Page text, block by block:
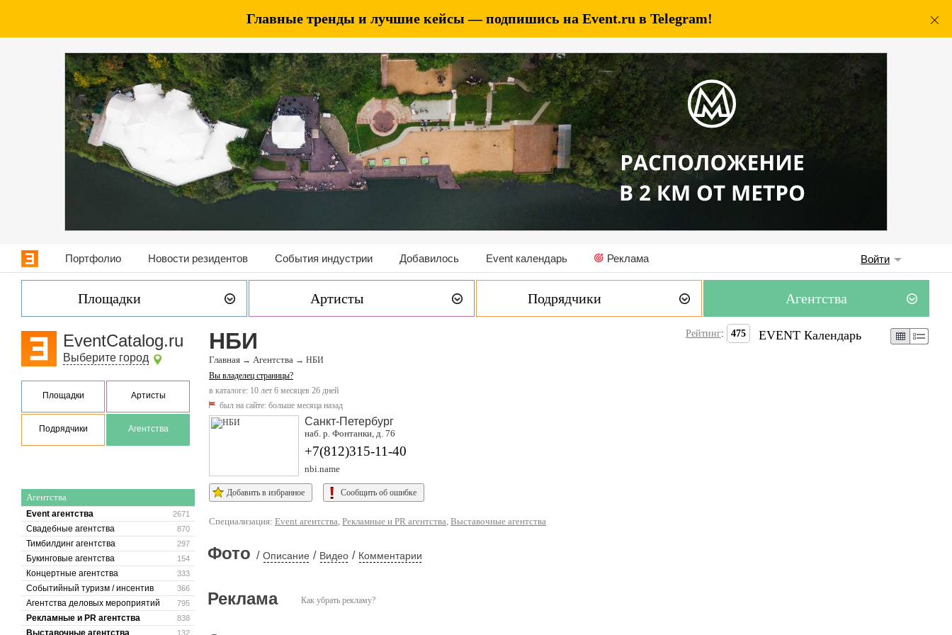
Главные тренды и лучшие кейсы — подпишись на Event.ru в Telegram!
Портфолио Новости резидентов События индустрии Добавилось Event календарь Реклама Войти
Площадки Артисты Подрядчики Агентства
EventCatalog.ru
Выберите город
Площадки Артисты
Подрядчики Агентства
Агентства
2671
Event агентства
870
Свадебные агентства
297
Тимбилдинг агентства
154
Букинговые агентства
333
Концертные агентства
366
Событийный туризм / инсентив
795
Агентства деловых мероприятий
838
Рекламные и PR агентства
132
Выставочные агентства
НБИ
Главная → Агентства → НБИ
Вы владелец страницы?
в каталоге: 10 лет 6 месяцев 26 дней
был на сайте: больше месяца назад
Рейтинг: 475
Санкт-Петербург
наб. р. Фонтанки, д. 76
+7(812)315-11-40
nbi.name
Добавить в избранное Сообщить об ошибке
Специализация: Event агентства, Рекламные и PR агентства, Выставочные агентства
Фото / Описание / Видео / Комментарии
Как убрать рекламу?
Реклама
EVENT Календарь